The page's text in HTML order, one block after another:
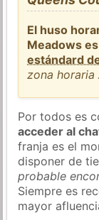
El huso
Meadows
estándard
zona horaria
Por todos es
acceder al
franja es el
disponer de
probable
Siempre es
mayor